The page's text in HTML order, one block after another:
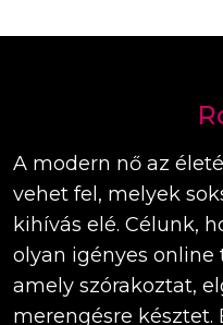
A modern nő az
vehet fel, melyek
kihívás elé. Célunk,
olyan igényes
amely szórakoztat,
merengésre késztet.